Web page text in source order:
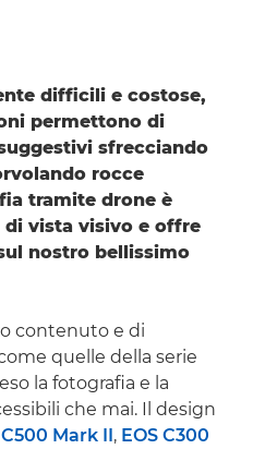
difficili e costose,
permettono di
sfrecciando
rocce
tramite drone è
vista visivo e offre
nostro bellissimo
contenuto e di
quelle della serie
la fotografia e la
che mai. Il design
Mark II, EOS C300